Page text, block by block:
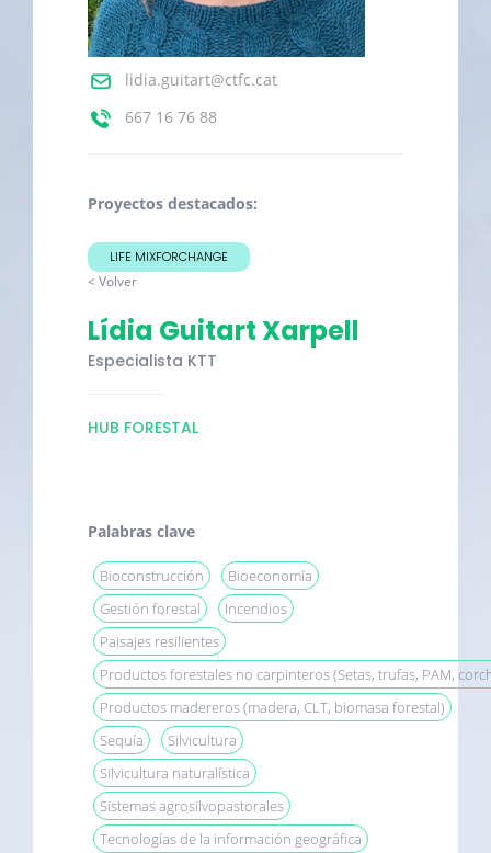
lidia.guitart@ctfc.cat
667 16 76 88
Proyectos destacados:
LIFE MIXFORCHANGE
< Volver
Lídia Guitart Xarpell
Especialista KTT
HUB FORESTAL
Palabras clave
Bioconstrucción
Bioeconomía
Gestión forestal
Incendios
Paisajes resilientes
Productos forestales no carpinteros (Setas, trufas, PAM,
Productos madereros (madera, CLT, biomasa forestal)
Sequía
Silvicultura
Silvicultura naturalística
Sistemas agrosilvopastorales
Tecnologías de la información geográfica